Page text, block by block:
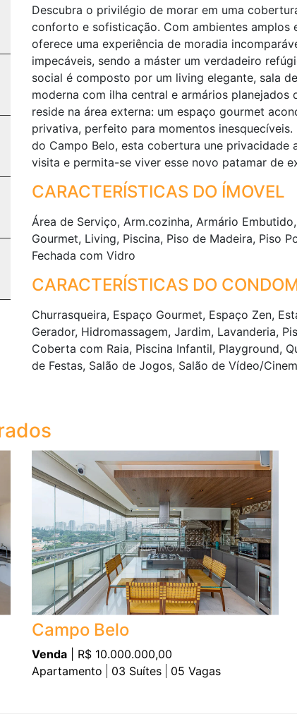
Descubra o privilégio de morar em uma
conforto e sofisticação. Com ambientes amplos
oferece uma experiência de moradia
impecáveis, sendo a máster um verdadeiro
social é composto por um living elegante, sala
moderna com ilha central e armários
reside na área externa: um espaço gourmet
privativa, perfeito para momentos
do Campo Belo, esta cobertura une privacidade
visita e permita-se viver esse novo patamar de
CARACTERÍSTICAS DO ÍMOVEL
Área de Serviço, Arm.cozinha, Armário
Gourmet, Living, Piscina, Piso de Madeira, Piso
Fechada com Vidro
CARACTERÍSTICAS DO
Churrasqueira, Espaço Gourmet, Espaço Zen,
Gerador, Hidromassagem, Jardim, Lavanderia,
Coberta com Raia, Piscina Infantil, Playground,
de Festas, Salão de Jogos, Salão de Vídeo/
Campo Belo
Venda | R$ 10.000.000,00
Apartamento
03 Suítes 05 Vagas